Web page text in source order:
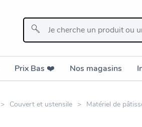
Prix Bas ❤️️ Nos magasins
Couvert et ustensile Matériel de